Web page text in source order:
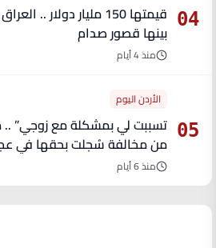
04
بينها قصور صدام
منذ 4 أيام
05
الأردن اليوم
من مخالفة سُجلت بحقها في
منذ 6 أيام